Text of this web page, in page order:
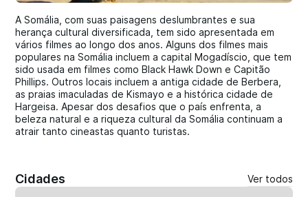
A Somália, com suas paisagens deslumbrantes e sua
herança cultural diversificada, tem sido apresentada em
vários filmes ao longo dos anos. Alguns dos filmes mais
populares na Somália incluem a capital Mogadíscio, que tem
sido usada em filmes como Black Hawk Down e Capitão
Phillips. Outros locais incluem a antiga cidade de Berbera,
as praias imaculadas de Kismayo e a histórica cidade de
Hargeisa. Apesar dos desafios que o país enfrenta, a
beleza natural e a riqueza cultural da Somália continuam a
atrair tanto cineastas quanto turistas.
Cidades Ver todos